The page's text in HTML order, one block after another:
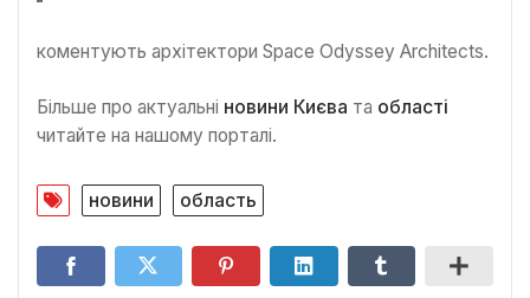
коментують архітектори Space Odyssey Architects.
Більше про актуальні новини Києва та області
читайте на нашому порталі.
новини область